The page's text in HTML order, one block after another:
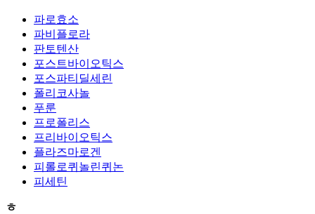
파로효소
파비플로라
판토텐산
포스트바이오틱스
포스파티딜세린
폴리코사놀
푸룬
프로폴리스
프리바이오틱스
플라즈마로겐
피롤로퀴놀린퀴논
피세틴
ㅎ